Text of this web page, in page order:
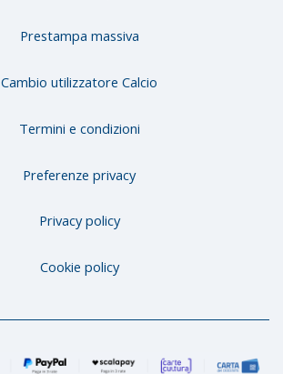
Prestampa massiva
Cambio utilizzatore Calcio
Termini e condizioni
Preferenze privacy
Privacy policy
Cookie policy